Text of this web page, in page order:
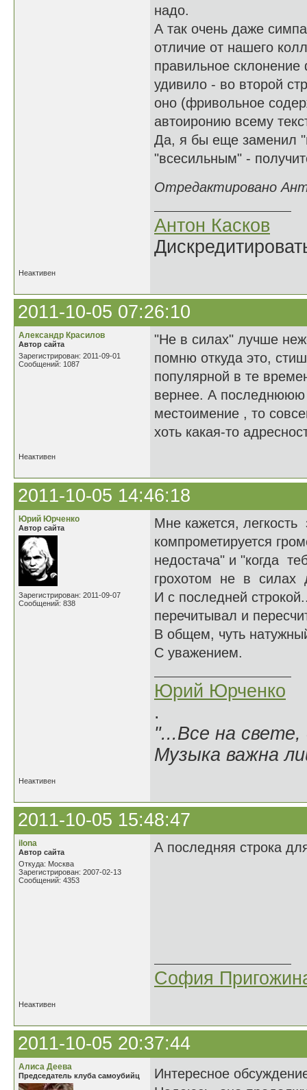
надо.
А так очень даже
отличие от нашего
правильное
удивило - во второй
оно (фривольное
автоиронию всему
Да, я бы еще заменил
"всесильным" -
Отредактировано
Антон Касков
Неактивен
2011-10-05 07:26:10
Александр Красилов
Автор сайта
Зарегистрирован: 2011-09-01
Сообщений: 1087
"Не в силах" лучше
помню откуда это,
популярной в те
вернее. А последнююю
местоимение , то
хоть какая-то
Неактивен
2011-10-05 14:46:18
Юрий Юрченко
Автор сайта
Зарегистрирован: 2011-09-07
Сообщений: 838
Мне кажется,
компрометируется
недостача" и "когда
грохотом не в силах
И с последней
перечитывал и
В общем, чуть
С уважением.
Юрий Юрченко
.
"...Все на свете,
Музыка важна
Неактивен
2011-10-05 15:48:47
ilona
Автор сайта
Откуда: Москва
Зарегистрирован: 2007-02-13
Сообщений: 4353
А последняя строка
София
Неактивен
2011-10-05 20:37:44
Алиса Деева
Председатель клуба самоубийц
Интересное